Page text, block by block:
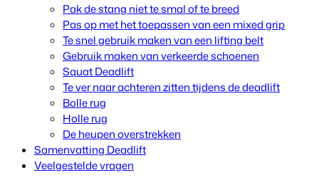
Pak de stang niet te smal of te breed
Pas op met het toepassen van een mixed grip
Te snel gebruik maken van een lifting belt
Gebruik maken van verkeerde schoenen
Squat Deadlift
Te ver naar achteren zitten tijdens de deadlift
Bolle rug
Holle rug
De heupen overstrekken
Samenvatting Deadlift
Veelgestelde vragen